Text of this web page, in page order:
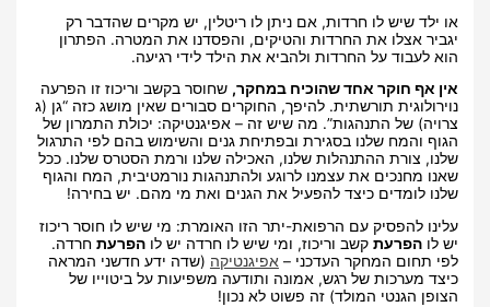
או ילד שיש לו חרדות, אם ניתן לו ריטלין, יש מקרים שהדבר רק
יגביר אצלו את החרדות והטיקים, והפסדנו את המטרה. הפתרון
הוא לעבוד על החרדות ולהביא את הילד לידי רגיעה.
אין אף חוקר אחד שהוכיח במחקר, שחוסר בקשב וריכוז זו הפרעה
נוירולוגית תורשתית. להיפך, החוקרים סבורים שאין מושג כזה “גן (ג
צרויה) של התנהגות”. מה שיש זה – אפיגנטיקה: יכולת התמרון של
הגוף והמח שלנו בסגירת ובפתיחת גנים והשימוש בהם לפי התרגול
שלנו, צורת ההתנהלות שלנו, האכילה שלנו ורמת הסטרס שלנו. ככל
שאנו מחנכים את עצמנו לרוגע ולהתנהגות נורמטיבית, המח והגוף
שלנו לומדים כיצד להפעיל את הגנים ואת מי מהם. יש בחירה!
עלינו להפסיק עם הרפואת-יתר הזו האומרת: מי שיש לו חוסר ריכוז
יש לוהפרעת קשב וריכוז, ומי שיש לו חרדה יש לוהפרעת חרדה.
לפי תחום המחקר העדכני – אפיגנטיקה (שדה ידע חדשני המראה
כיצד מערכות של רגש, אמונה ותודעה משפיעות על ביטוייו של
הצופן הגנטי המולד) זה פשוט לא נכון!